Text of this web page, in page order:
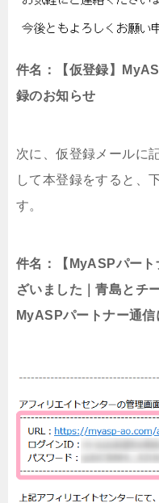
件名：【仮登録】
録のお知らせ
次に、仮登録メールに
して本登録をすると、
す。
件名：【MyASPパー
ざいました｜青島とチ
MyASPパートナー通信